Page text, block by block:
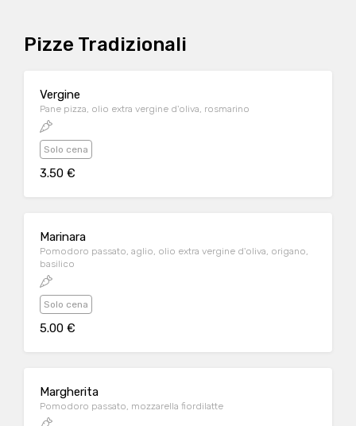
Pizze Tradizionali
Vergine
Pane pizza, olio extra vergine d'oliva, rosmarino
Solo cena
3.50 €
Marinara
Pomodoro passato, aglio, olio extra vergine d'oliva, origano,
basilico
Solo cena
5.00 €
Margherita
Pomodoro passato, mozzarella fiordilatte